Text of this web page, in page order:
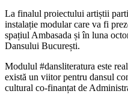
La finalul proiectului artiștii
instalație modular care va fi
spațiul Ambasada și în luna
Dansului București.
Modulul #dansliteratura este
există un viitor pentru dansul
cultural co-finanțat de